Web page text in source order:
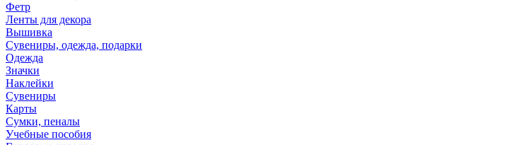
Фетр
Ленты для декора
Вышивка
Сувениры, одежда, подарки
Одежда
Значки
Наклейки
Сувениры
Карты
Сумки, пеналы
Учебные пособия